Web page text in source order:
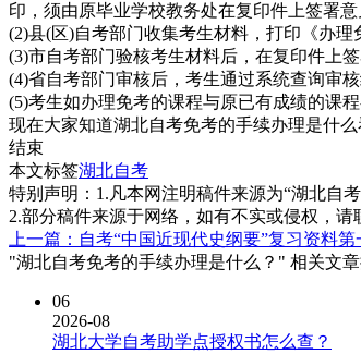
印，须由原毕业学校教务处在复印件上签署意
(2)县(区)自考部门收集考生材料，打印《办
(3)市自考部门验核考生材料后，在复印件上
(4)省自考部门审核后，考生通过系统查询审核
(5)考生如办理免考的课程与原已有成绩的课
现在大家知道湖北自考免考的手续办理是什
结束
本文标签湖北自考
特别声明：1.凡本网注明稿件来源为“湖北自
2.部分稿件来源于网络，如有不实或侵权，
上一篇：自考“中国近现代史纲要”复习资料第
"湖北自考免考的手续办理是什么？" 相关文
06
2026-08
湖北大学自考助学点授权书怎么查？